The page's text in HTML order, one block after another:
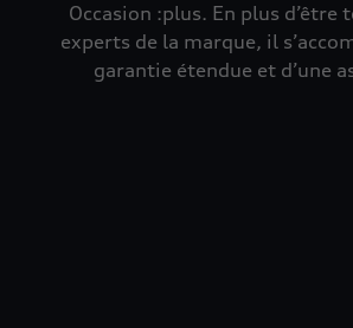
Occasion :plus. En plus d’être
experts de la marque, il
garantie étendue et d’une